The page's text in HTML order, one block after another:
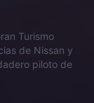
Turismo
de Nissan y
piloto de